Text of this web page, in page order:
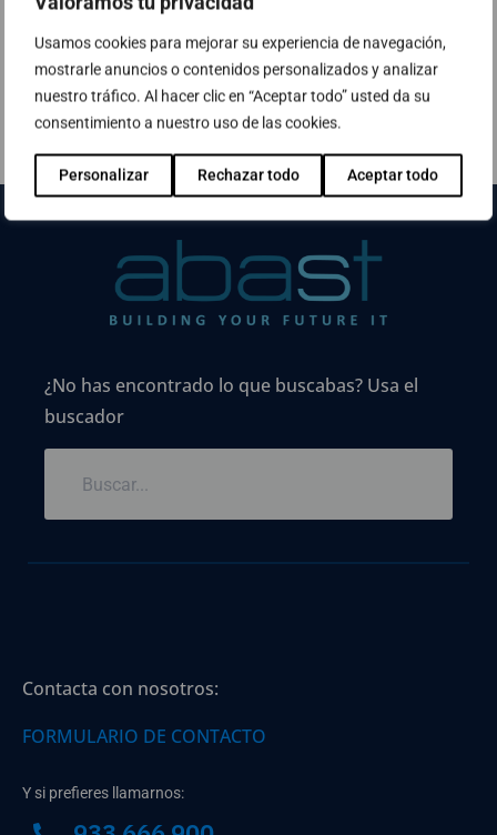
Usamos cookies para mejorar su experiencia de navegación,
mostrarle anuncios o contenidos personalizados y analizar
nuestro tráfico. Al hacer clic en “Aceptar todo” usted da su
consentimiento a nuestro uso de las cookies.
Personalizar Rechazar todo Aceptar todo
¿No has encontrado lo que buscabas? Usa el
buscador
Contacta con nosotros:
FORMULARIO DE CONTACTO
Y si prefieres llamarnos: